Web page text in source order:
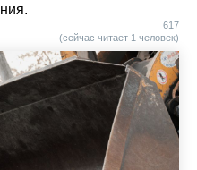
617
(сейчас читает 1 человек)